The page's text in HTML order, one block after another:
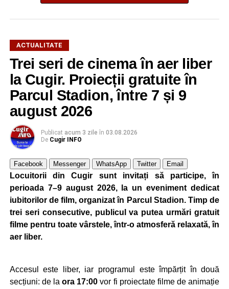
evite accesarea linkurilor primite prin mesaje suspecte și
ales în situațiile în care li se solicită sume de bani sub
pretextul că o rudă ar fi fost implicată într-un accident
rutier.
De asemenea, participanții au fost avertizați să manifeste
prudență atunci când sunt abordați pe stradă de persoane
necunoscute care încearcă să le câștige încrederea prin
gesturi aparent prietenoase, cum ar fi îmbrățișările,
deoarece acestea pot ascunde tentative de furt.
La finalul activității, polițiștii i-au încurajat pe seniori să
solicite ajutor ori de câte ori au suspiciuni că ar putea fi
victimele unei înșelăciuni sau ale unei alte fapte ilegale,
subliniind că prevenția rămâne cea mai eficientă metodă
de protecție.
preferată pe Google
ACTUALITATE
Trei seri de cinema în aer liber
la Cugir. Proiecții gratuite în
Parcul Stadion, între 7 și 9
august 2026
Publicat acum 3 zile în 03.08.2026
De Cugir INFO
Facebook Messenger WhatsApp Twitter Email
Locuitorii din Cugir sunt invitați să participe, în
perioada 7–9 august 2026, la un eveniment dedicat
iubitorilor de film, organizat în Parcul Stadion. Timp de
trei seri consecutive, publicul va putea urmări gratuit
filme pentru toate vârstele, într-o atmosferă relaxată, în
aer liber.
Accesul este liber, iar programul este împărțit în două
secțiuni: de laora 17:00 vor fi proiectate filme de animație